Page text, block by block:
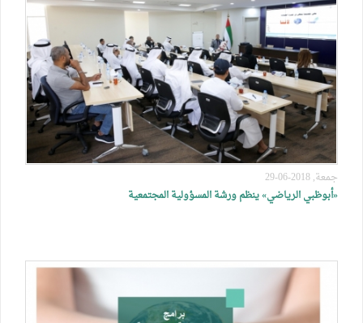
جمعة, 2018-06-29
«أبوظبي الرياضي» ينظم ورشة المسؤولية المجتمعية